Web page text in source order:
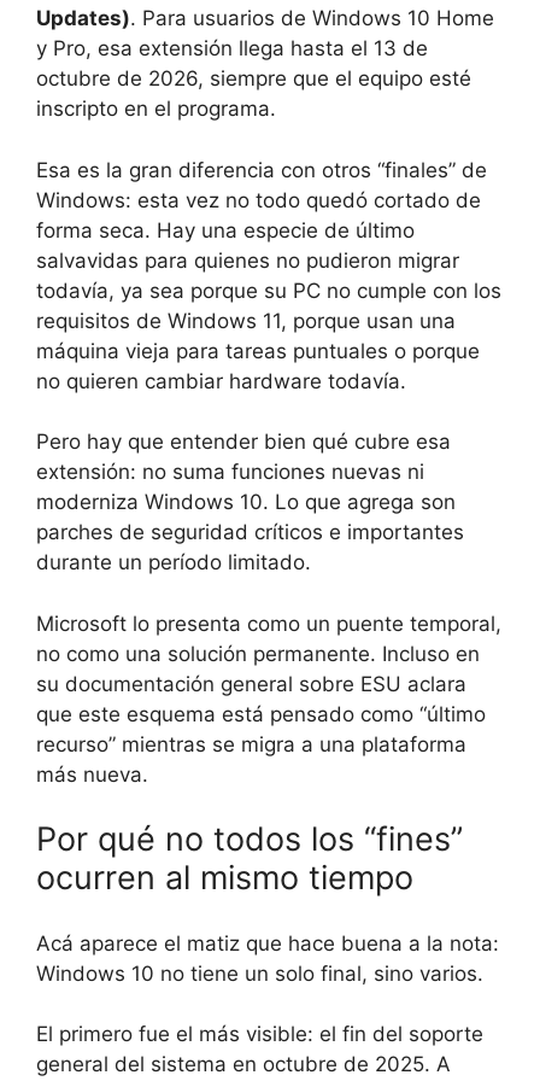
Updates). Para usuarios de Windows 10 Home
y Pro, esa extensión llega hasta el 13 de
octubre de 2026, siempre que el equipo esté
inscripto en el programa.
Esa es la gran diferencia con otros “finales” de
Windows: esta vez no todo quedó cortado de
forma seca. Hay una especie de último
salvavidas para quienes no pudieron migrar
todavía, ya sea porque su PC no cumple con los
requisitos de Windows 11, porque usan una
máquina vieja para tareas puntuales o porque
no quieren cambiar hardware todavía.
Pero hay que entender bien qué cubre esa
extensión: no suma funciones nuevas ni
moderniza Windows 10. Lo que agrega son
parches de seguridad críticos e importantes
durante un período limitado.
Microsoft lo presenta como un puente temporal,
no como una solución permanente. Incluso en
su documentación general sobre ESU aclara
que este esquema está pensado como “último
recurso” mientras se migra a una plataforma
más nueva.
Por qué no todos los “fines”
ocurren al mismo tiempo
Acá aparece el matiz que hace buena a la nota:
Windows 10 no tiene un solo final, sino varios.
El primero fue el más visible: el fin del soporte
general del sistema en octubre de 2025. A